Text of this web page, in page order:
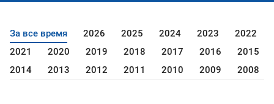
За все время 2026 2025 2024 2023
2022
2021
2020 2019 2018 2017 2016
2015
2014
2013 2012 2011 2010 2009 2008